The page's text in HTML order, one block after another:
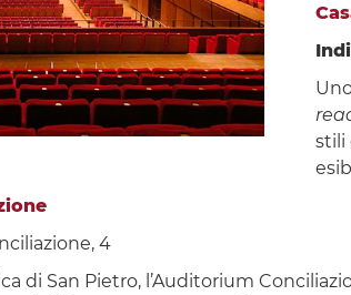
stili
4
di San Pietro, l’Auditorium